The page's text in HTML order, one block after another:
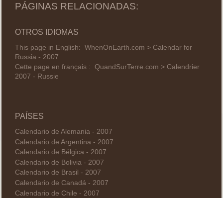
PÁGINAS RELACIONADAS:
OTROS IDIOMAS
This page in English: WhenOnEarth.com > Calendar for
Russia - 2007
Cette page en français : QuandSurTerre.com > Calendrier
2007 - Russie
PAÍSES
Calendario de Alemania - 2007
Calendario de Argentina - 2007
Calendario de Bélgica - 2007
Calendario de Bolivia - 2007
Calendario de Brasil - 2007
Calendario de Canadá - 2007
Calendario de Chile - 2007